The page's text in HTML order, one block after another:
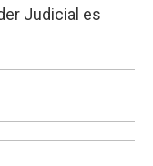
Judicial es